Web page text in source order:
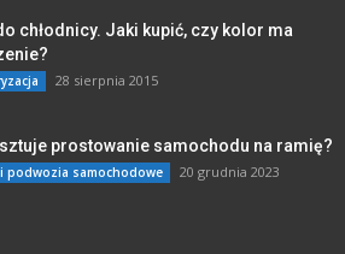
chłodnicy. Jaki kupić, czy kolor ma
28 sierpnia 2015
prostowanie samochodu na ramię?
i podwozia samochodowe 20 grudnia 2023